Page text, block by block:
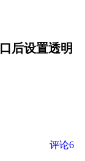
后设置透明
评论6